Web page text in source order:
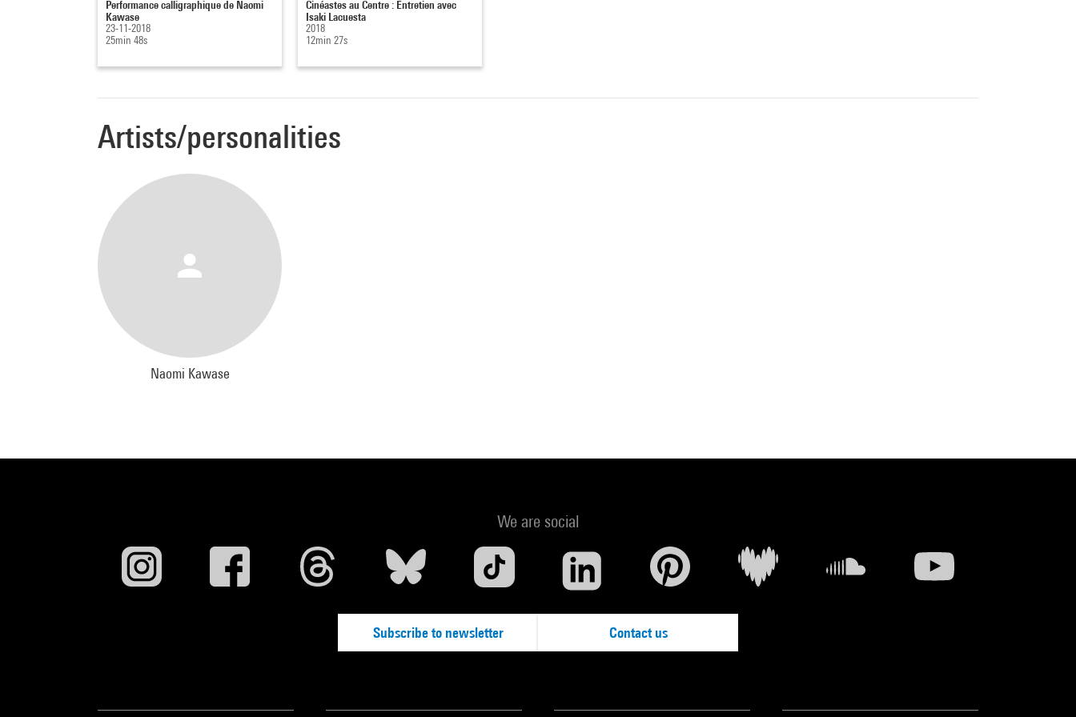
filmées. » I. Lacuesta
Espagne – France, 2018, 7 projections numériques HD synchronisées, nb et
Performance calligraphique de Naomi
Kawase
23-11-2018
25min 48s
Cinéastes au Centre : Entretien avec
Isaki Lacuesta
2018
12min 27s
Artists/personalities
Naomi Kawase
We are social
Subscribe to newsletter Contact us